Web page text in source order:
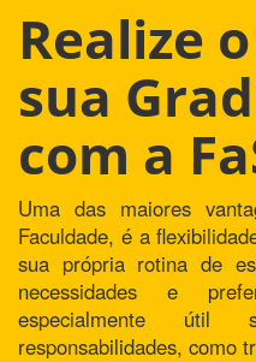
Realize
sua
com a
Uma das maiores
Faculdade, é a
sua própria rotina de
necessidades e
especialmente
responsabilidades, como